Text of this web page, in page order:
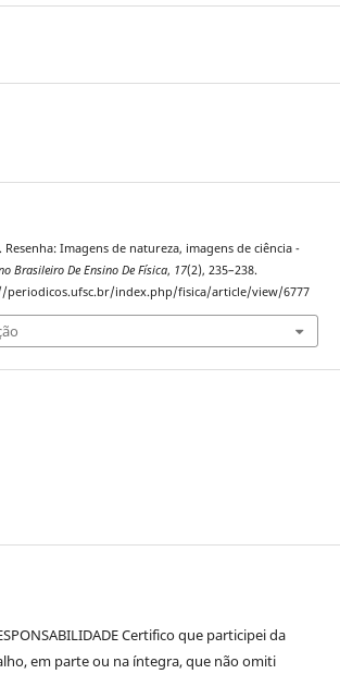
Resenha: Imagens de natureza, imagens de ciência -
Brasileiro De Ensino De Física, 17(2), 235–238.
periodicos.ufsc.br/index.php/fisica/article/view/6777
Certifico que participei da
em parte ou na íntegra, que não omiti